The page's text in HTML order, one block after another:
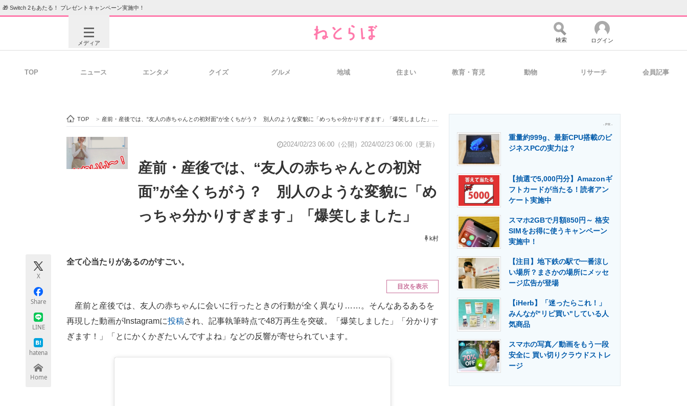
🎁 Switch 2もあたる！ プレゼントキャンペーン実施中！
メディア
ビジネスと働き方のヒント 経営リーダーのコミュニティ マーケ×ITの今がよく分かる
ITエンジニア向け専門サイト 企業向けIT製品の総合サイト IT製品の技術・比較・事例 製造業のIT導入・活用を支援
エネルギーの専門メディア 建設×テクノロジーの最前線
検索 ログイン
TOP ニュース エンタメ クイズ グルメ 地域 住まい 教育・育児 動物 リサーチ 会員記事
TOP > 産前・産後では、“友人の赤ちゃんとの初対面”が全くちがう？ 別人のような変貌に「めっちゃ分かりすぎます」「爆笑しました」
2024/02/23 06:00（公開） 2024/02/23 06:00（更新）
産前・産後では、“友人の赤ちゃんとの初対
面”が全くちがう？ 別人のような変貌に「め
っちゃ分かりすぎます」「爆笑しました」
k村
X
Share
LINE
hatena
Home
全て心当たりがあるのがすごい。
目次を表示
産前と産後では、友人の赤ちゃんに会いに行ったときの行動が全く異なり……。そんなあるあるを
再現した動画がInstagramに投稿され、記事執筆時点で48万再生を突破。「爆笑しました」「分かりす
ぎます！」「とにかくかぎたいんですよね」などの反響が寄せられています。
- PR -
重量約999g、最新CPU搭載のビ
ジネスPCの実力は？
【抽選で5,000円分】Amazonギ
フトカードが当たる！読者アン
ケート実施中
スマホ2GBで月額850円～ 格安
SIMをお得に使うキャンペーン
実施中！
【注目】地下鉄の駅で一番涼し
い場所？まさかの場所にメッセ
ージ広告が登場
【iHerb】「迷ったらこれ！」
みんなが"リピ買い"している人
気商品
スマホの写真／動画をもう一段
安全に 買い切りクラウドストレ
ージ